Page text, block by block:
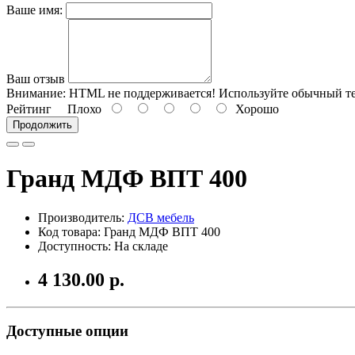
Ваше имя:
Ваш отзыв
Внимание: HTML не поддерживается! Используйте обычный
Рейтинг Плохо Хорошо
Продолжить
Гранд МДФ ВПТ 400
Производитель: ДСВ мебель
Код товара: Гранд МДФ ВПТ 400
Доступность: На складе
4 130.00 р.
Доступные опции